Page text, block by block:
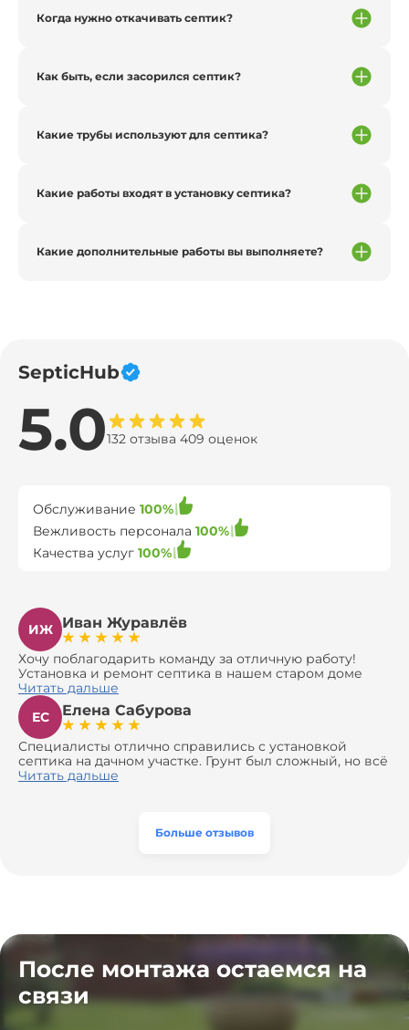
Когда нужно откачивать септик?
Как быть, если засорился септик?
Какие трубы используют для септика?
Какие работы входят в установку септика?
Какие дополнительные работы вы выполняете?
SepticHub
5.0132 отзыва 409 оценок
Обслуживание 100%
Вежливость персонала 100%
Качества услуг 100%
ИЖ Иван Журавлёв
Хочу поблагодарить команду за отличную работу!
Установка и ремонт септика в нашем старом доме
оказались сложной задачей, но ребята справились на
все 100%. Всё сделали аккуратно и профессионально.
Давали полезные рекомендации, не пытались
навязать ничего лишнего, помогли с выбором и
доставкой материалов, что позволило нам
сэкономить. Выполнили монтаж и демонтаж
оборудования, заменили трубы, обновили
эту компанию всем, кто ищет надёжных
Читать дальше
ЕС
Елена Сабурова
Специалисты отлично справились с установкой
септика на дачном участке. Грунт был сложный, но всё
сделали быстро и аккуратно. Помогли выбрать
Читать дальше
Больше отзывов
После монтажа остаемся на
связи